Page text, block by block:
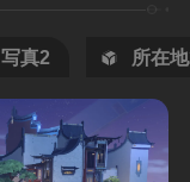
写真2 所在